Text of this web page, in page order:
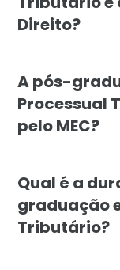
Direito?
A pós-
Processual
pelo MEC?
Qual é a
graduação
Tributário?